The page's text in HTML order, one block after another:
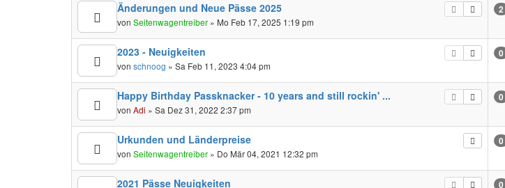
Änderungen und Neue Pässe 2025
vonSeitenwagentreiber » Mo Feb 17, 2025 1:19 pm
2
2023 - Neuigkeiten
vonschnoog » Sa Feb 11, 2023 4:04 pm
0
Happy Birthday Passknacker - 10 years and still rockin' ...
vonAdi » Sa Dez 31, 2022 2:37 pm
0
Urkunden und Länderpreise
vonSeitenwagentreiber » Do Mär 04, 2021 12:32 pm
0
2021 Pässe Neuigkeiten 0